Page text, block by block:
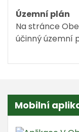
Územní plán
Na stránce
účinný územní
Mobilní